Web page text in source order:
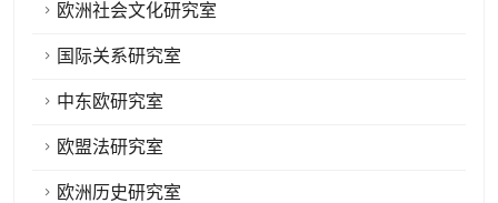
欧洲社会文化研究室
国际关系研究室
中东欧研究室
欧盟法研究室
欧洲历史研究室